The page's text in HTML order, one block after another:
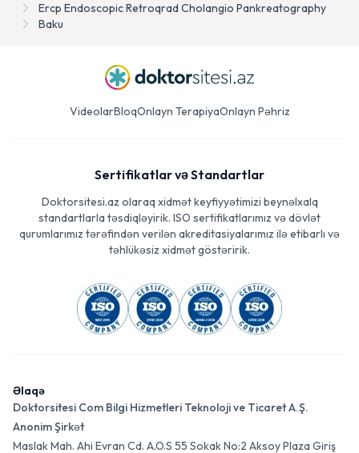
Ercp Endoscopic Retroqrad Cholangio Pankreatography
Baku
VideolarBloqOnlayn TerapiyaOnlayn Pəhriz
Sertifikatlar və Standartlar
Doktorsitesi.az olaraq xidmət keyfiyyətimizi beynəlxalq
standartlarla təsdiqləyirik. ISO sertifikatlarımız və dövlət
qurumlarımız tərəfindən verilən akreditasiyalarımız ilə etibarlı və
təhlükəsiz xidmət göstəririk.
Əlaqə
Doktorsitesi Com Bilgi Hizmetleri Teknoloji ve Ticaret A.Ş.
Anonim Şirkət
Maslak Mah. Ahi Evran Cd. A.O.S 55 Sokak No:2 Aksoy Plaza Giriş